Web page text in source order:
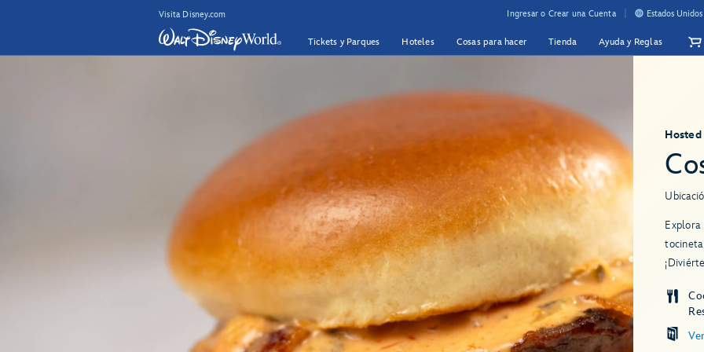
Visita Disney.com Ingresar o Crear una Cuenta Estados
Tickets y Parques Hoteles Cosas para hacer Tienda Ayuda y Reglas
Explora
tocineta